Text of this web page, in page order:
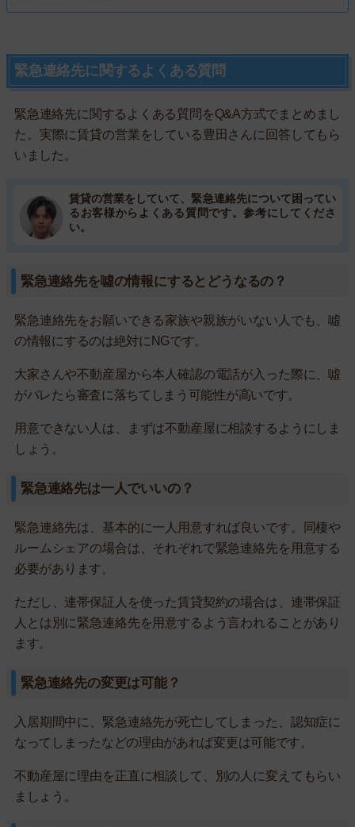
緊急連絡先に関するよくある質問
緊急連絡先に関するよくある質問をQ&A方式でまとめまし
た。実際に賃貸の営業をしている豊田さんに回答してもら
いました。
賃貸の営業をしていて、緊急連絡先について困ってい
るお客様からよくある質問です。参考にしてくださ
い。
緊急連絡先を噓の情報にするとどうなるの？
緊急連絡先をお願いできる家族や親族がいない人でも、噓
の情報にするのは絶対にNGです。
大家さんや不動産屋から本人確認の電話が入った際に、噓
がバレたら審査に落ちてしまう可能性が高いです。
用意できない人は、まずは不動産屋に相談するようにしま
しょう。
緊急連絡先は一人でいいの？
緊急連絡先は、基本的に一人用意すれば良いです。同棲や
ルームシェアの場合は、それぞれで緊急連絡先を用意する
必要があります。
ただし、連帯保証人を使った賃貸契約の場合は、連帯保証
人とは別に緊急連絡先を用意するよう言われることがあり
ます。
緊急連絡先の変更は可能？
入居期間中に、緊急連絡先が死亡してしまった、認知症に
なってしまったなどの理由があれば変更は可能です。
不動産屋に理由を正直に相談して、別の人に変えてもらい
ましょう。